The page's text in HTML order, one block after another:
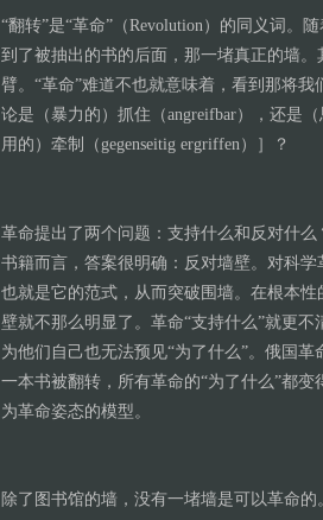
“翻转”是“革命”（Revolution）的同义词。
到了被抽出的书的后面，那一堵真正的墙
臂。“革命”难道不也就意味着，看到那将
论是（暴力的）抓住（angreifbar），还是
用的）牵制（gegenseitig ergriffen）］？
革命提出了两个问题：支持什么和反对什
书籍而言，答案很明确：反对墙壁。对科
也就是它的范式，从而突破围墙。在根本
壁就不那么明显了。革命“支持什么”就更
为他们自己也无法预见“为了什么”。俄国
一本书被翻转，所有革命的“为了什么”都
为革命姿态的模型。
除了图书馆的墙，没有一堵墙是可以革命